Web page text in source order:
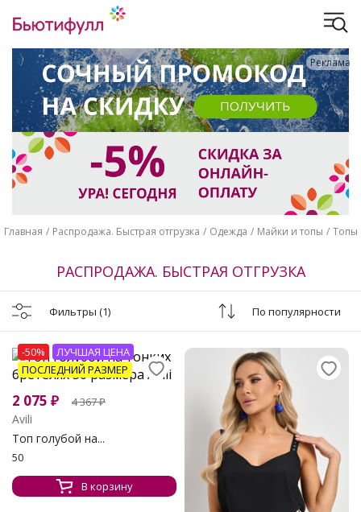
Реклама
Главная Распродажа. Быстрая отгрузка Одежда Майки и топы Топы
РАСПРОДАЖА. БЫСТРАЯ ОТГРУЗКА
Фильтры (1) По популярности
-50%
ЛУЧШАЯ ЦЕНА
ПОСЛЕДНИЙ РАЗМЕР
2 075 ₽ 4 367₽
Avili
Топ голубой на...
50
В корзину